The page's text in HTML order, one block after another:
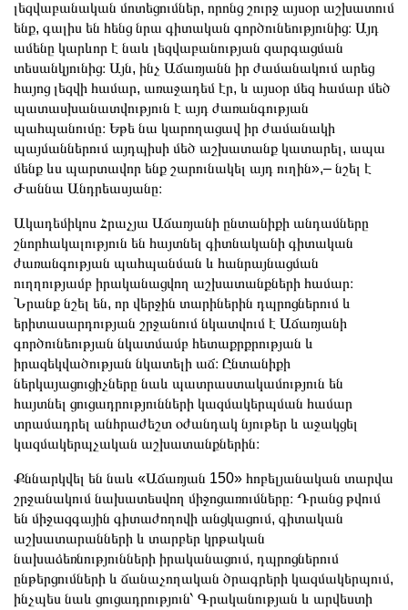
լեզվաբանական մոտեցումներ, որոնց շուրջ այսօր աշխատում
ենք, գալիս են հենց նրա գիտական գործունեությունից։ Այդ
ամենը կարևոր է նաև լեզվաբանության զարգացման
տեսանկյունից։ Այն, ինչ Աճառյանն իր ժամանակում արեց
հայոց լեզվի համար, առաջադեմ էր, և այսօր մեզ համար մեծ
պատասխանատվություն է այդ ժառանգության
պահպանումը։ Եթե նա կարողացավ իր ժամանակի
պայմաններում այդպիսի մեծ աշխատանք կատարել, ապա
մենք ևս պարտավոր ենք շարունակել այդ ուղին»,– նշել է
Ժաննա Անդրեասյանը։
Ակադեմիկոս Հրաչյա Աճառյանի ընտանիքի անդամները
շնորհակալություն են հայտնել գիտնականի գիտական
ժառանգության պահպանման և հանրայնացման
ուղղությամբ իրականացվող աշխատանքների համար։
Նրանք նշել են, որ վերջին տարիներին դպրոցներում և
երիտասարդության շրջանում նկատվում է Աճառյանի
գործունեության նկատմամբ հետաքրքրության և
իրազեկվածության նկատելի աճ։ Ընտանիքի
ներկայացուցիչները նաև պատրաստակամություն են
հայտնել ցուցադրությունների կազմակերպման համար
տրամադրել անհրաժեշտ օժանդակ նյութեր և աջակցել
կազմակերպչական աշխատանքներին։
Քննարկվել են նաև «Աճառյան 150» հոբելյանական տարվա
շրջանակում նախատեսվող միջոցառումները։ Դրանց թվում
են միջազգային գիտաժողովի անցկացում, գիտական
աշխատարանների և տարբեր կրթական
նախաձեռնությունների իրականացում, դպրոցներում
ընթերցումների և ճանաչողական ծրագրերի կազմակերպում,
ինչպես նաև ցուցադրություն՝ Գրականության և արվեստի